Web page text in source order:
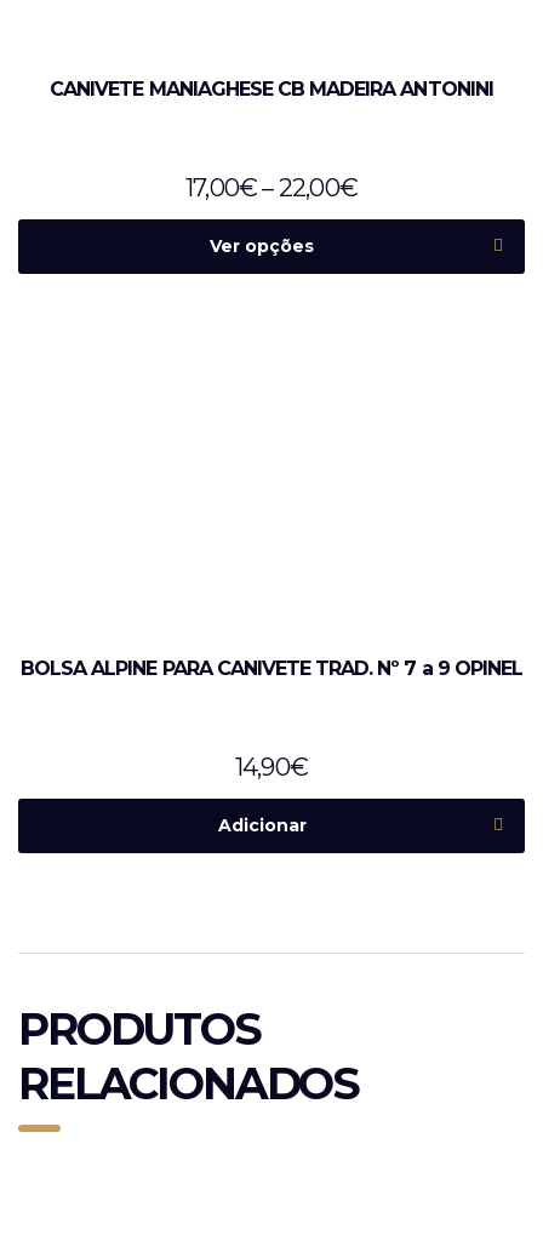
CANIVETE MANIAGHESE CB MADEIRA ANTONINI
17,00€– 22,00€
Ver opções
BOLSA ALPINE PARA CANIVETE TRAD. Nº 7 a 9 OPINEL
14,90€
Adicionar
PRODUTOS
RELACIONADOS